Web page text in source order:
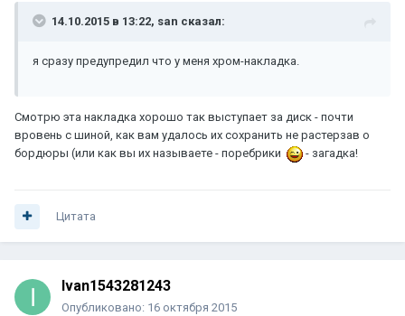
14.10.2015 в 13:22, san сказал:
я сразу предупредил что у меня хром-накладка.
Смотрю эта накладка хорошо так выступает за диск - почти
вровень с шиной, как вам удалось их сохранить не растерзав о
бордюры (или как вы их называете - поребрики
- загадка!
Цитата
Ivan1543281243
Опубликовано: 16 октября 2015